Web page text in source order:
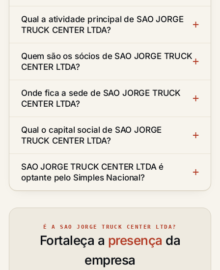
Qual a atividade principal de SAO JORGE
TRUCK CENTER LTDA?
Quem são os sócios de SAO JORGE TRUCK
CENTER LTDA?
Onde fica a sede de SAO JORGE TRUCK
CENTER LTDA?
Qual o capital social de SAO JORGE
TRUCK CENTER LTDA?
SAO JORGE TRUCK CENTER LTDA é
optante pelo Simples Nacional?
É A SAO JORGE TRUCK CENTER LTDA?
Fortaleça a presença da
empresa